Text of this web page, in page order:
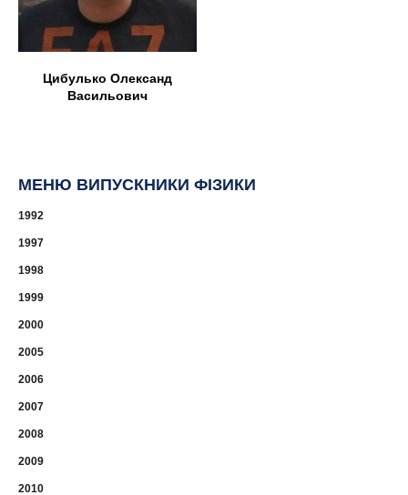
Цибулько Олександ
Васильович
МЕНЮ ВИПУСКНИКИ ФІЗИКИ
1992
1997
1998
1999
2000
2005
2006
2007
2008
2009
2010